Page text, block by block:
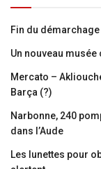
Fin du
Un nouveau
Mercato –
Barça (?)
Narbonne, 240
dans l’Aude
Les lunettes pour